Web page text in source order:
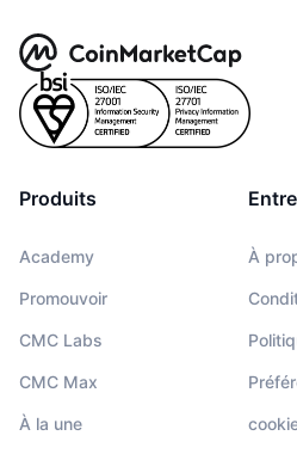
Produits
Academy
Promouvoir
CMC Labs
CMC Max
À la une
À